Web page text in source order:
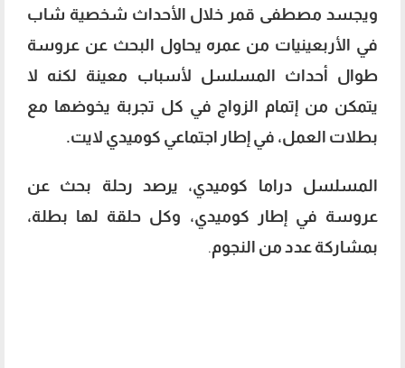
ويجسد مصطفى قمر خلال الأحداث شخصية شاب
في الأربعينيات من عمره يحاول البحث عن عروسة
طوال أحداث المسلسل لأسباب معينة لكنه لا
يتمكن من إتمام الزواج في كل تجربة يخوضها مع
بطلات العمل، في إطار اجتماعي كوميدي لايت.
المسلسل دراما كوميدي، يرصد رحلة بحث عن
عروسة في إطار كوميدي، وكل حلقة لها بطلة،
بمشاركة عدد من النجوم.